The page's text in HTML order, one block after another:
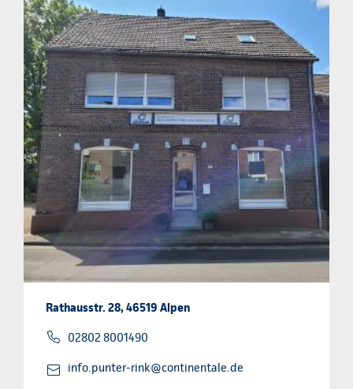
Rathausstr. 28, 46519 Alpen
02802 8001490
info.punter-rink@continentale.de